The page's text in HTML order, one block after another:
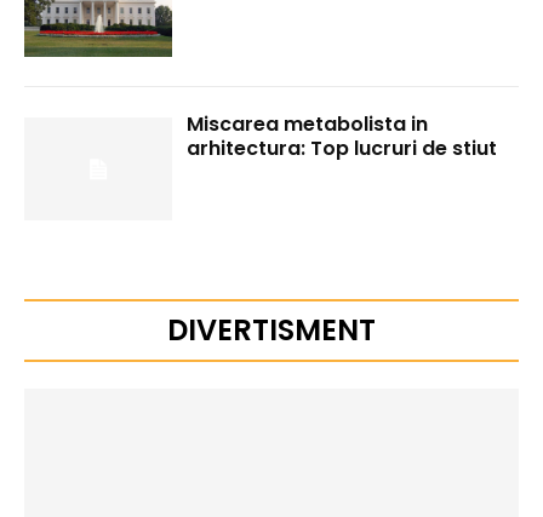
Miscarea metabolista in
arhitectura: Top lucruri de stiut
DIVERTISMENT